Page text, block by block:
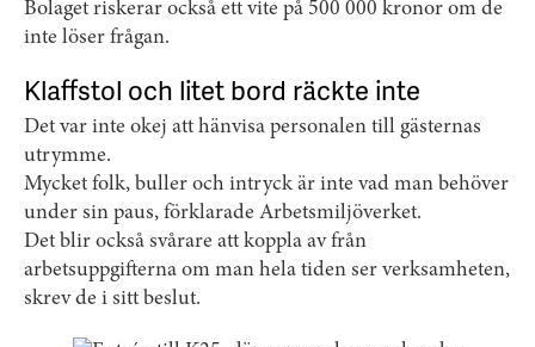
Bolaget riskerar också ett vite på 500 000 kronor om de
inte löser frågan.
Klaffstol och litet bord räckte inte
Det var inte okej att hänvisa personalen till gästernas
utrymme.
Mycket folk, buller och intryck är inte vad man behöver
under sin paus, förklarade Arbetsmiljöverket.
Det blir också svårare att koppla av från
arbetsuppgifterna om man hela tiden ser verksamheten,
skrev de i sitt beslut.